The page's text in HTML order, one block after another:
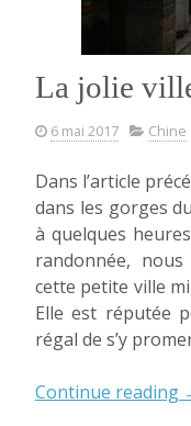
La jolie
6 mai 2017 Chine
Dans l’article
dans les gorges
à quelques
randonnée,
cette petite ville
Elle est réputée
régal de s’y
Continue reading